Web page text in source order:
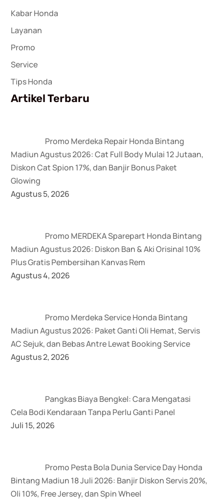
Kabar Honda
Layanan
Promo
Service
Tips Honda
Artikel Terbaru
Promo Merdeka Repair Honda Bintang
Madiun Agustus 2026: Cat Full Body Mulai 12 Jutaan,
Diskon Cat Spion 17%, dan Banjir Bonus Paket
Glowing
Agustus 5, 2026
Promo MERDEKA Sparepart Honda Bintang
Madiun Agustus 2026: Diskon Ban & Aki Orisinal 10%
Plus Gratis Pembersihan Kanvas Rem
Agustus 4, 2026
Promo Merdeka Service Honda Bintang
Madiun Agustus 2026: Paket Ganti Oli Hemat, Servis
AC Sejuk, dan Bebas Antre Lewat Booking Service
Agustus 2, 2026
Pangkas Biaya Bengkel: Cara Mengatasi
Cela Bodi Kendaraan Tanpa Perlu Ganti Panel
Juli 15, 2026
Promo Pesta Bola Dunia Service Day Honda
Bintang Madiun 18 Juli 2026: Banjir Diskon Servis 20%,
Oli 10%, Free Jersey, dan Spin Wheel